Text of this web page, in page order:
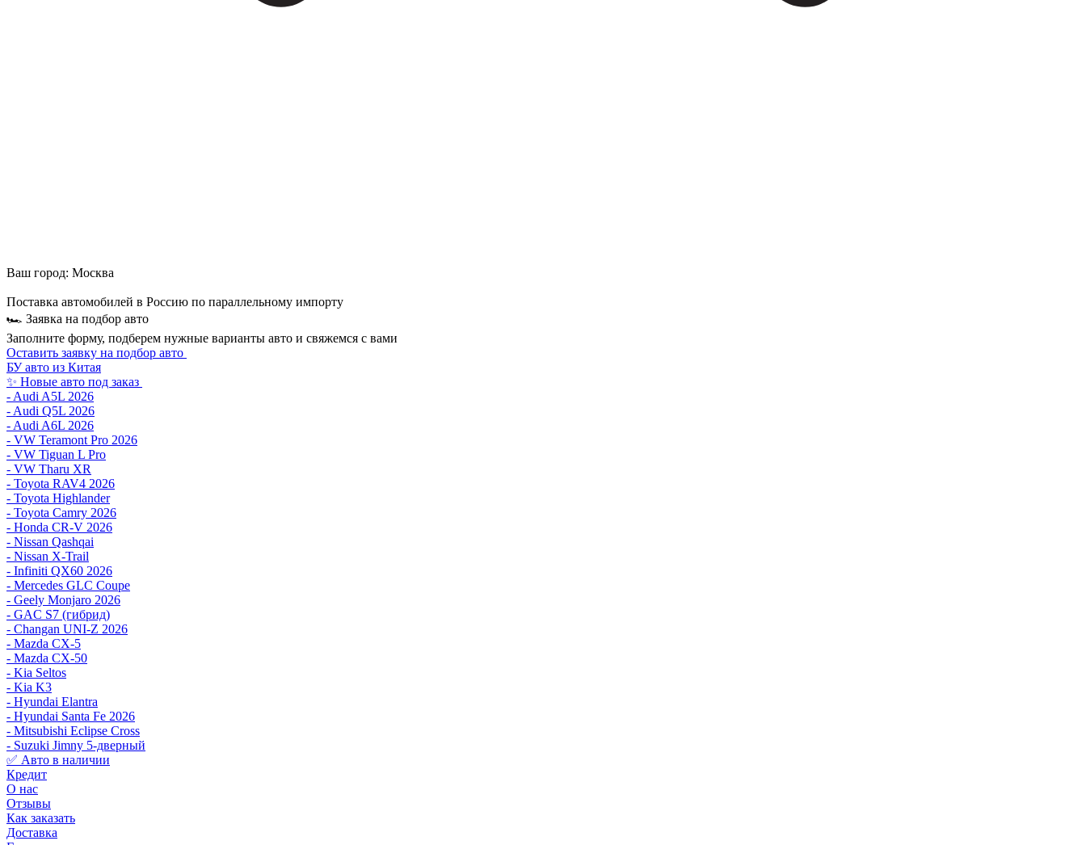
Ваш город: Москва
Поставка автомобилей в Россию по параллельному импорту
🏎 Заявка на подбор авто
Заполните форму, подберем нужные варианты авто и свяжемся с вами
Оставить заявку на подбор авто
БУ авто из Китая
✨ Новые авто под заказ
- Audi A5L 2026
- Audi Q5L 2026
- Audi A6L 2026
- VW Teramont Pro 2026
- VW Tiguan L Pro
- VW Tharu XR
- Toyota RAV4 2026
- Toyota Highlander
- Toyota Camry 2026
- Honda CR-V 2026
- Nissan Qashqai
- Nissan X-Trail
- Infiniti QX60 2026
- Mercedes GLC Coupe
- Geely Monjaro 2026
- GAC S7 (гибрид)
- Changan UNI-Z 2026
- Mazda CX-5
- Mazda CX-50
- Kia Seltos
- Kia K3
- Hyundai Elantra
- Hyundai Santa Fe 2026
- Mitsubishi Eclipse Cross
- Suzuki Jimny 5-дверный
✅ Авто в наличии
Кредит
О нас
Отзывы
Как заказать
Доставка